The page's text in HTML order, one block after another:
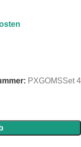
PXGOMSSet 4